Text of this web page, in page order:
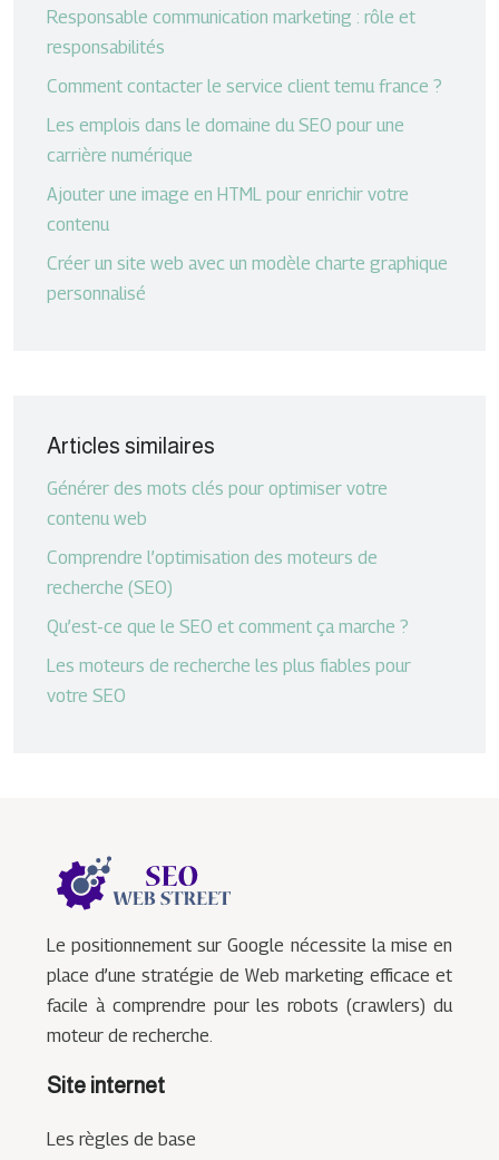
Responsable communication marketing : rôle et
responsabilités
Comment contacter le service client temu france ?
Les emplois dans le domaine du SEO pour une
carrière numérique
Ajouter une image en HTML pour enrichir votre
contenu
Créer un site web avec un modèle charte graphique
personnalisé
Articles similaires
Générer des mots clés pour optimiser votre
contenu web
Comprendre l’optimisation des moteurs de
recherche (SEO)
Qu’est-ce que le SEO et comment ça marche ?
Les moteurs de recherche les plus fiables pour
votre SEO
Le positionnement sur Google nécessite la mise en
place d’une stratégie de Web marketing efficace et
facile à comprendre pour les robots (crawlers) du
moteur de recherche.
Site internet
Les règles de base